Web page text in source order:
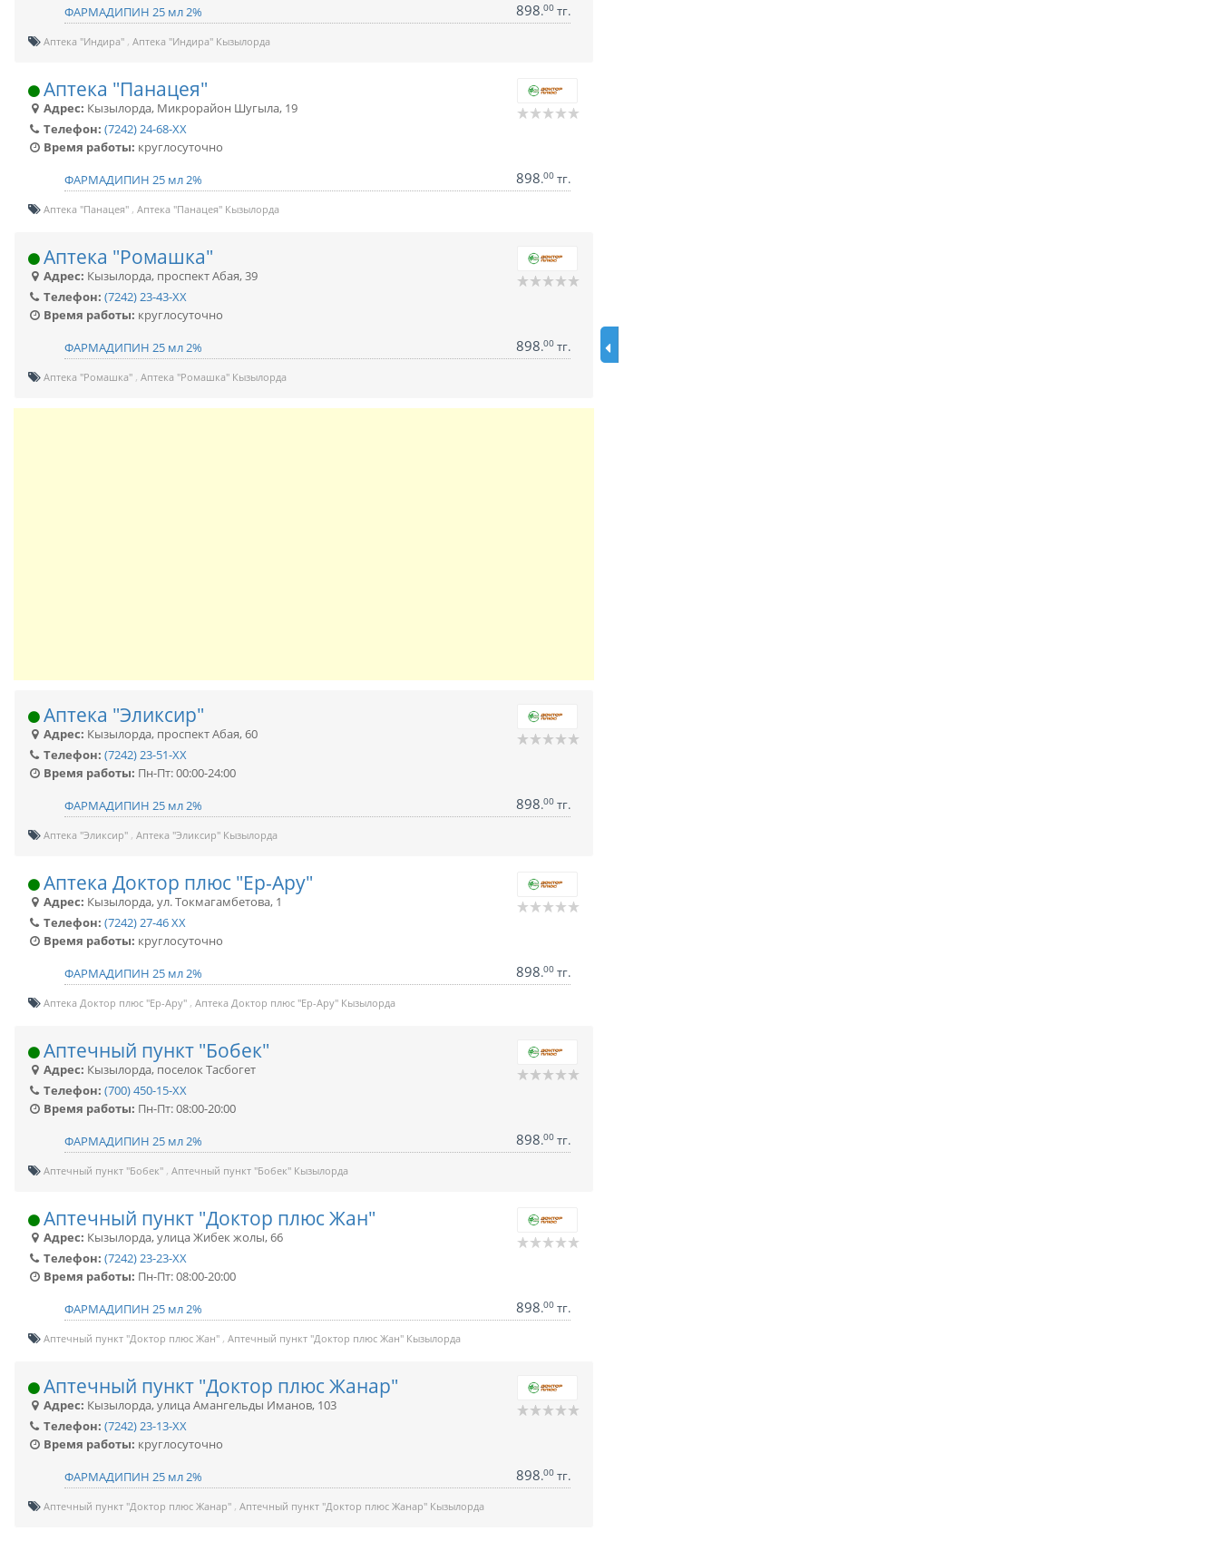
ФАРМАДИПИН 25 мл 2%
898.00тг.
Аптека "Индира" Аптека "Индира" Кызылорда
Аптека "Панацея"
Адрес: Кызылорда, Микрорайон Шугыла, 19
Телефон: (7242) 24-68-XX
Время работы: круглосуточно
ФАРМАДИПИН 25 мл 2%
898.00тг.
Аптека "Панацея" Аптека "Панацея" Кызылорда
Аптека "Ромашка"
Адрес: Кызылорда, проспект Абая, 39
Телефон: (7242) 23-43-XX
Время работы: круглосуточно
ФАРМАДИПИН 25 мл 2%
898.00тг.
Аптека "Ромашка" Аптека "Ромашка" Кызылорда
Аптека "Эликсир"
Адрес: Кызылорда, проспект Абая, 60
Телефон: (7242) 23-51-XX
Время работы: Пн-Пт: 00:00-24:00
ФАРМАДИПИН 25 мл 2%
898.00тг.
Аптека "Эликсир" Аптека "Эликсир" Кызылорда
Аптека Доктор плюс "Ер-Ару"
Адрес: Кызылорда,ул. Токмагамбетова, 1
Телефон: (7242) 27-46 XX
Время работы: круглосуточно
ФАРМАДИПИН 25 мл 2%
898.00тг.
Аптека Доктор плюс "Ер-Ару" Аптека Доктор плюс "Ер-Ару" Кызылорда
Аптечный пункт "Бобек"
Адрес: Кызылорда, поселок Тасбогет
Телефон: (700) 450-15-XX
Время работы: Пн-Пт: 08:00-20:00
ФАРМАДИПИН 25 мл 2%
898.00тг.
Аптечный пункт "Бобек" Аптечный пункт "Бобек" Кызылорда
Аптечный пункт "Доктор плюс Жан"
Адрес: Кызылорда,улица Жибек жолы, 66
Телефон: (7242) 23-23-XX
Время работы: Пн-Пт: 08:00-20:00
ФАРМАДИПИН 25 мл 2%
898.00тг.
Аптечный пункт "Доктор плюс Жан" Аптечный пункт "Доктор плюс Жан" Кызылорда
Аптечный пункт "Доктор плюс Жанар"
Адрес: Кызылорда,улица Амангельды Иманов, 103
Телефон: (7242) 23-13-XX
Время работы: круглосуточно
ФАРМАДИПИН 25 мл 2%
898.00тг.
Аптечный пункт "Доктор плюс Жанар" Аптечный пункт "Доктор плюс Жанар" Кызылорда